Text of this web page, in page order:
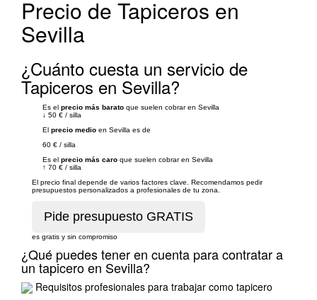
Precio de Tapiceros en
Sevilla
¿Cuánto cuesta un servicio de
Tapiceros en Sevilla?
Es el precio más barato que suelen cobrar en Sevilla
↓ 50 € / silla
El precio medio en Sevilla es de
60 € / silla
Es el precio más caro que suelen cobrar en Sevilla
↑ 70 € / silla
El precio final depende de varios factores clave. Recomendamos pedir
presupuestos personalizados a profesionales de tu zona.
es gratis y sin compromiso
¿Qué puedes tener en cuenta para contratar a
un tapicero en Sevilla?
Requisitos profesionales para trabajar como tapicero